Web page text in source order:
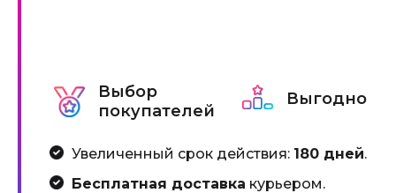
Выбор
покупателей
Выгодно
Увеличенный срок действия: 180 дней.
Бесплатная доставка курьером.